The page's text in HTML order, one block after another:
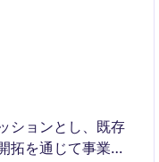
ションとし、既存
拓を通じて事業成